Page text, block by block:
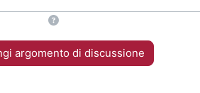
argomento di discussione